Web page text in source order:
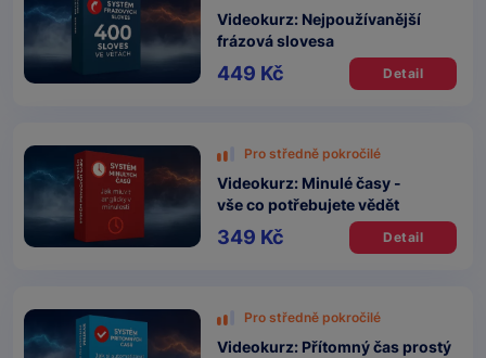
Videokurz: Nejpoužívanější
frázová slovesa
449 Kč Detail
Pro středně pokročilé
Videokurz: Minulé časy -
vše co potřebujete vědět
349 Kč Detail
Pro středně pokročilé
Videokurz: Přítomný čas prostý